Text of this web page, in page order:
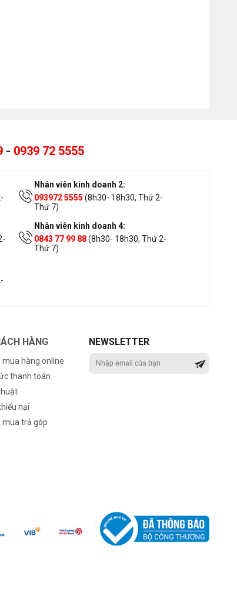
- 0939 72 5555
Nhân viên kinh doanh 2:
093972 5555 (8h30- 18h30, Thứ 2-
Thứ 7)
Nhân viên kinh doanh 4:
0843 77 99 88(8h30- 18h30, Thứ 2-
Thứ 7)
HÀNG
mua hàng online
thanh toán
nại
mua trả góp
NEWSLETTER